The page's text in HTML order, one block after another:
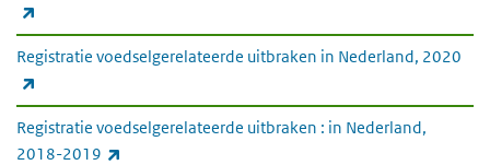
Registratie voedselgerelateerde uitbraken in Nederland, 2020
Registratie voedselgerelateerde uitbraken : in Nederland,
2018-2019